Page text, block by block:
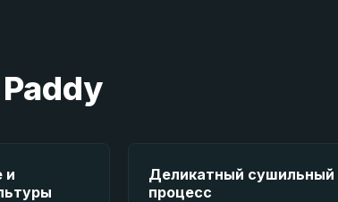
и
Деликатный сушильный
процесс